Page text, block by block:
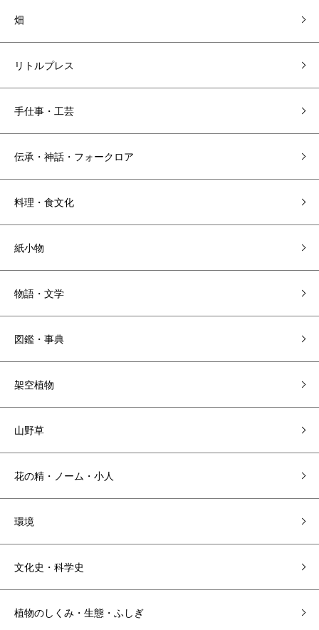
畑
リトルプレス
手仕事・工芸
伝承・神話・フォークロア
料理・食文化
紙小物
物語・文学
図鑑・事典
架空植物
山野草
花の精・ノーム・小人
環境
文化史・科学史
植物のしくみ・生態・ふしぎ